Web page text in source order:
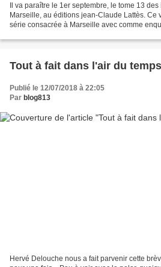
Il va paraître le 1er septembre, le tome 13
Marseille, au éditions jean-Claude Lattès. Ce
série consacrée à Marseille avec comme
Tout à fait dans l'air du temps
Publié le 12/07/2018 à 22:05
Par blog813
Hervé Delouche nous a fait parvenir cette